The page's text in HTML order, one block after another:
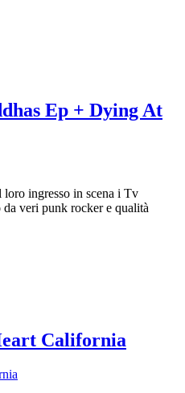
Ep + Dying At
ingresso in scena i Tv
da veri punk rocker e qualità
California